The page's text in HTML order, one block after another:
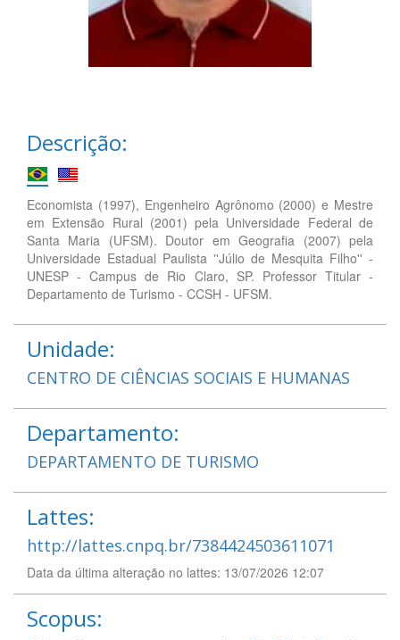
Descrição:
Economista (1997), Engenheiro Agrônomo (2000) e Mestre
em Extensão Rural (2001) pela Universidade Federal de
Santa Maria (UFSM). Doutor em Geografia (2007) pela
Universidade Estadual Paulista ''Júlio de Mesquita Filho'' -
UNESP - Campus de Rio Claro, SP. Professor Titular -
Departamento de Turismo - CCSH - UFSM.
Unidade:
CENTRO DE CIÊNCIAS SOCIAIS E HUMANAS
Departamento:
DEPARTAMENTO DE TURISMO
Lattes:
http://lattes.cnpq.br/7384424503611071
Data da última alteração no lattes: 13/07/2026 12:07
Scopus: